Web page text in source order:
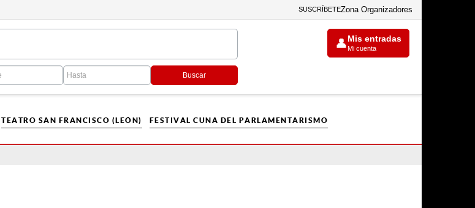
SUSCRÍBETEZona Organizadores
Buscar
👤Mis entradas
Mi cuenta
TEATRO SAN FRANCISCO (LEÓN) FESTIVAL CUNA DEL PARLAMENTARISMO